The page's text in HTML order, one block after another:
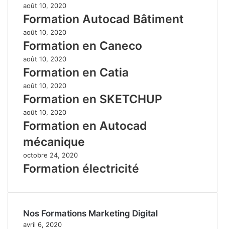
août 10, 2020
Formation Autocad Bâtiment
août 10, 2020
Formation en Caneco
août 10, 2020
Formation en Catia
août 10, 2020
Formation en SKETCHUP
août 10, 2020
Formation en Autocad
mécanique
octobre 24, 2020
Formation électricité
Nos Formations Marketing Digital
avril 6, 2020